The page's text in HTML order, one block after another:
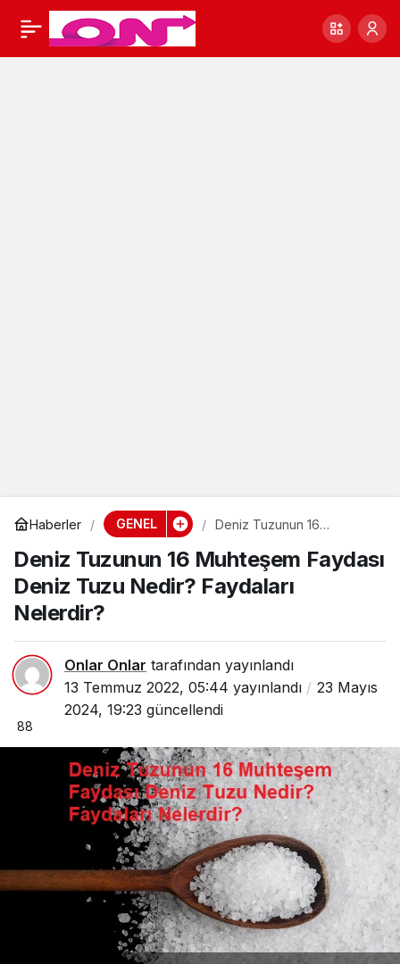
Haberler GENEL
Deniz Tuzunun 16
Tuzu Nedir? Faydaları
Nelerdir?
Deniz Tuzunun 16 Muhteşem Faydası
Deniz Tuzu Nedir? Faydaları
Nelerdir?
Onlar Onlar tarafından yayınlandı
13 Temmuz 2022, 05:44 yayınlandı
23 Mayıs
2024, 19:23 güncellendi
88
Engelli Bakım Maaşı Paylaş